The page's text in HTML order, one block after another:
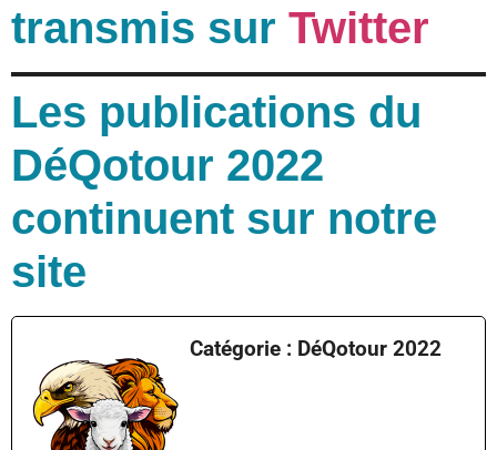
transmis sur Twitter
Les publications du
DéQotour 2022
continuent sur notre
site
Catégorie : DéQotour 2022